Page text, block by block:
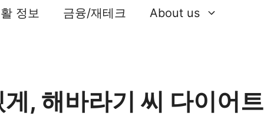
정보 금융/재테크 About us
, 해바라기 씨 다이어트